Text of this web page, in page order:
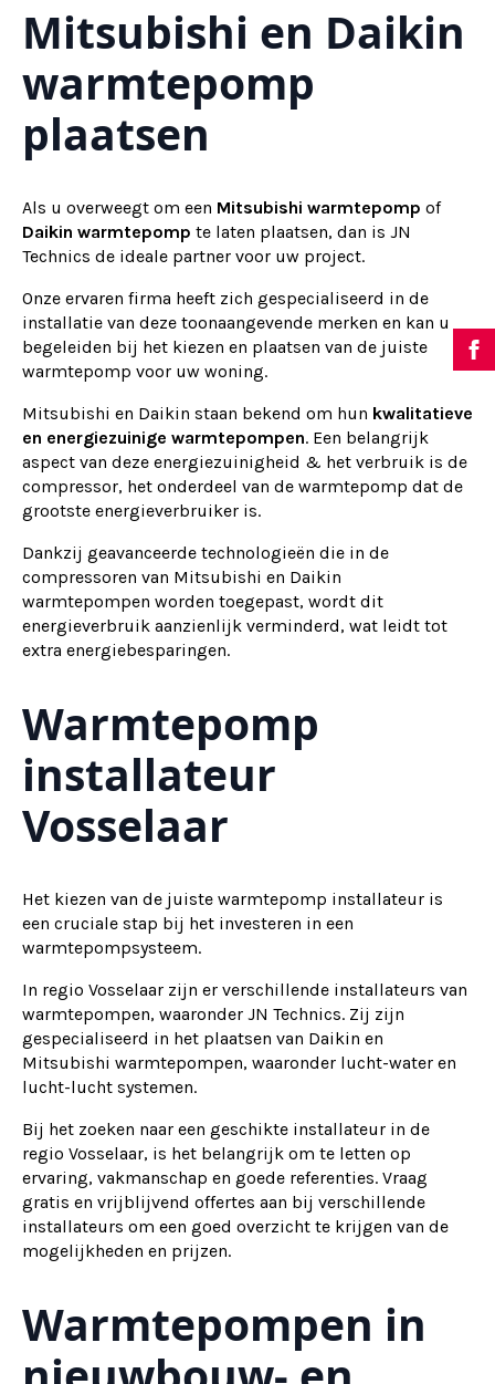
Mitsubishi en Daikin
warmtepomp
plaatsen
Als u overweegt om een Mitsubishi warmtepomp of
Daikin warmtepomp te laten plaatsen, dan is JN
Technics de ideale partner voor uw project.
Onze ervaren firma heeft zich gespecialiseerd in de
installatie van deze toonaangevende merken en kan u
begeleiden bij het kiezen en plaatsen van de juiste
warmtepomp voor uw woning.
Mitsubishi en Daikin staan bekend om hun kwalitatieve
en energiezuinige warmtepompen. Een belangrijk
aspect van deze energiezuinigheid & het verbruik is de
compressor, het onderdeel van de warmtepomp dat de
grootste energieverbruiker is.
Dankzij geavanceerde technologieën die in de
compressoren van Mitsubishi en Daikin
warmtepompen worden toegepast, wordt dit
energieverbruik aanzienlijk verminderd, wat leidt tot
extra energiebesparingen.
Warmtepomp
installateur
Vosselaar
Het kiezen van de juiste warmtepomp installateur is
een cruciale stap bij het investeren in een
warmtepompsysteem.
In regio Vosselaar zijn er verschillende installateurs van
warmtepompen, waaronder JN Technics. Zij zijn
gespecialiseerd in het plaatsen van Daikin en
Mitsubishi warmtepompen, waaronder lucht-water en
lucht-lucht systemen.
Bij het zoeken naar een geschikte installateur in de
regio Vosselaar, is het belangrijk om te letten op
ervaring, vakmanschap en goede referenties. Vraag
gratis en vrijblijvend offertes aan bij verschillende
installateurs om een goed overzicht te krijgen van de
mogelijkheden en prijzen.
Warmtepompen in